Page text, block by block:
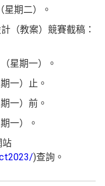
期二）。
（教案）競賽截稿：
星期一）。
一）止。
一）前。
一）。
站
)查詢。